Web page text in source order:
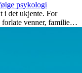
psykologi
i det ukjente. For
forlate venner, familie